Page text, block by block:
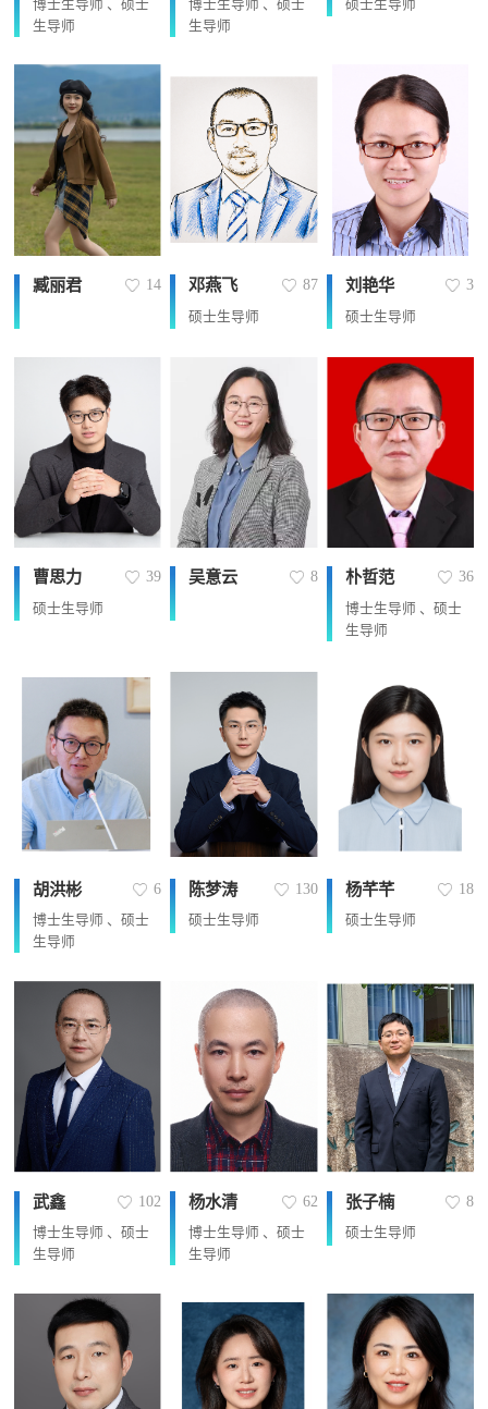
博士生导师 、硕士
生导师
博士生导师 、硕士
生导师
硕士生导师
臧丽君 14 邓燕飞 87
硕士生导师
刘艳华 3
硕士生导师
曹思力 39
硕士生导师
吴意云 8 朴哲范 36
博士生导师 、硕士
生导师
胡洪彬 6
博士生导师 、硕士
生导师
陈梦涛 130
硕士生导师
杨芊芊 18
硕士生导师
武鑫 102
博士生导师 、硕士
生导师
杨水清 62
博士生导师 、硕士
生导师
张子楠 8
硕士生导师